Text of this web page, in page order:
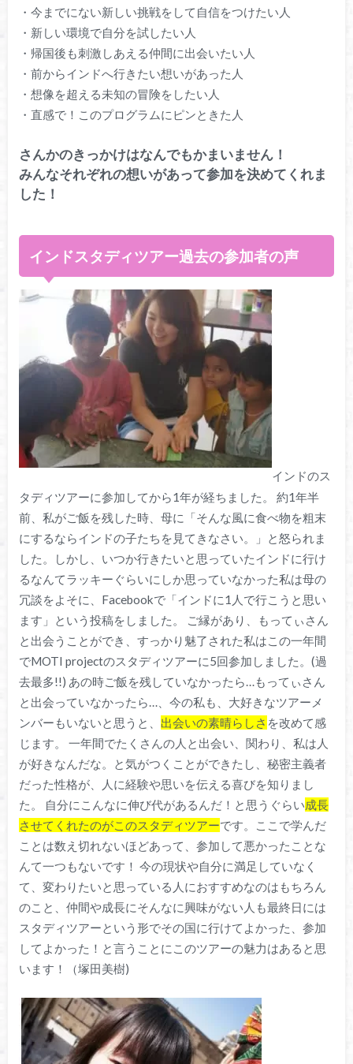
・今までにない新しい挑戦をして自信をつけたい人
・新しい環境で自分を試したい人
・帰国後も刺激しあえる仲間に出会いたい人
・前からインドへ行きたい想いがあった人
・想像を超える未知の冒険をしたい人
・直感で！このプログラムにピンときた人
さんかのきっかけはなんでもかまいません！
みんなそれぞれの想いがあって参加を決めてくれま
した！
インドスタディツアー過去の参加者の声
インドのス
タディツアーに参加してから1年が経ちました。 約1年半
前、私がご飯を残した時、母に「そんな風に食べ物を粗末
にするならインドの子たちを見てきなさい。」と怒られま
した。しかし、いつか行きたいと思っていたインドに行け
るなんてラッキーぐらいにしか思っていなかった私は母の
冗談をよそに、Facebookで「インドに1人で行こうと思い
ます」という投稿をしました。 ご縁があり、もってぃさん
と出会うことができ、すっかり魅了された私はこの一年間
でMOTI projectのスタディツアーに5回参加しました。(過
去最多!!) あの時ご飯を残していなかったら…もってぃさん
と出会っていなかったら…、今の私も、大好きなツアーメ
ンバーもいないと思うと、 出会いの素晴らしさ を改めて感
じます。 一年間でたくさんの人と出会い、関わり、私は人
が好きなんだな。と気がつくことができたし、秘密主義者
だった性格が、人に経験や思いを伝える喜びを知りまし
た。 自分にこんなに伸び代があるんだ！と思うぐらい成長
させてくれたのがこのスタディツアーです。ここで学んだ
ことは数え切れないほどあって、参加して悪かったことな
んて一つもないです！ 今の現状や自分に満足していなく
て、変わりたいと思っている人におすすめなのはもちろん
のこと、仲間や成長にそんなに興味がない人も最終日には
スタディツアーという形でその国に行けてよかった、参加
してよかった！と言うことにこのツアーの魅力はあると思
います！（塚田美樹)